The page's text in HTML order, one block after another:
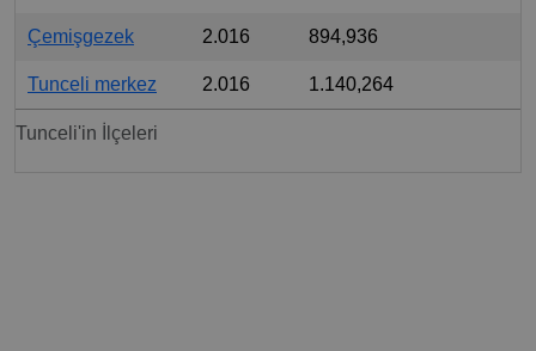
Tunceli'in İlçeleri
Çemişgezek 2.016 894,936
Tunceli merkez 2.016 1.140,264